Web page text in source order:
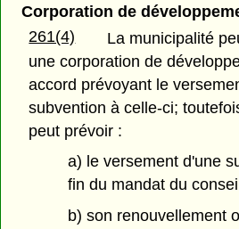
Corporation de
261(4)
La municipalité
une corporation de
accord prévoyant le
subvention à celle-ci;
peut prévoir :
a) le versement d'une
fin du mandat du
b) son renouvellement